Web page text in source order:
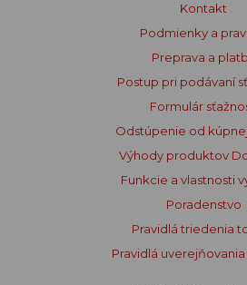
Kontakt
Podmienky a
Preprava a
Postup pri podávaní
Formulár
Odstúpenie od
Výhody produktov
Funkcie a vlastnosti
Poradenstvo
Pravidlá triedenia
Pravidlá